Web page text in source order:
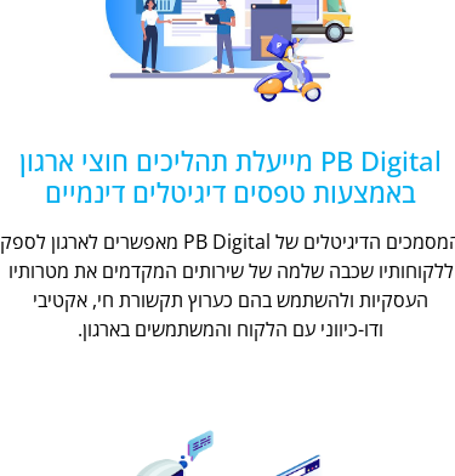
PB Digital מייעלת תהליכים חוצי ארגון
באמצעות טפסים דיגיטלים דינמיים
המסמכים הדיגיטלים של PB Digital מאפשרים לארגון לספק
ללקוחותיו שכבה שלמה של שירותים המקדמים את מטרותיו
העסקיות ולהשתמש בהם כערוץ תקשורת חי, אקטיבי
ודו-כיווני עם הלקוח והמשתמשים בארגון.